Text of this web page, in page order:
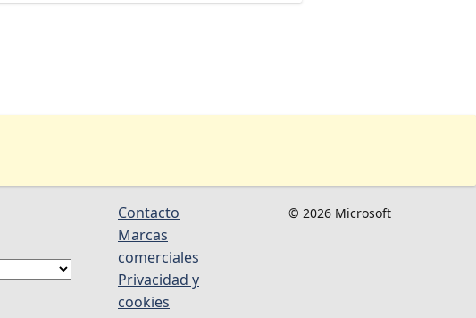
Contacto
Marcas
comerciales
Privacidad y
cookies
© 2026 Microsoft